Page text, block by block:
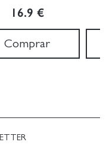
16.9 €
Comprar